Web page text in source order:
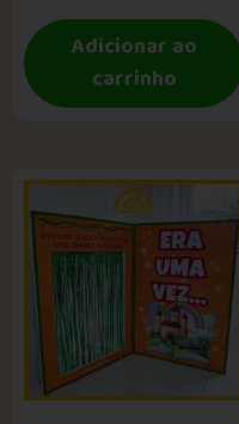
Adicionar ao
carrinho